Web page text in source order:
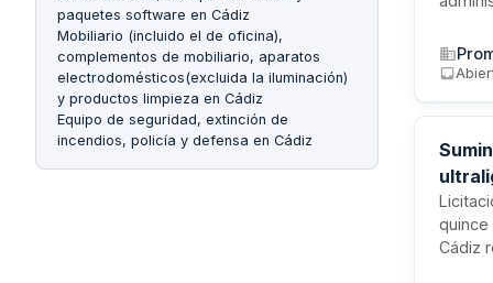
paquetes software en Cádiz
Mobiliario (incluido el de oficina),
complementos de mobiliario, aparatos
electrodomésticos(excluida la iluminación)
y productos limpieza en Cádiz
Equipo de seguridad, extinción de
incendios, policía y defensa en Cádiz
El
Cádiz